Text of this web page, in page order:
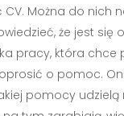
CV. Można do nich
że jest się
pracy, która chce
o pomoc.
pomocy udzielą